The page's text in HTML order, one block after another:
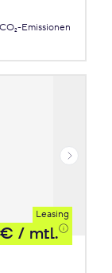
CO₂-Emissionen
Leasing
/ mtl.